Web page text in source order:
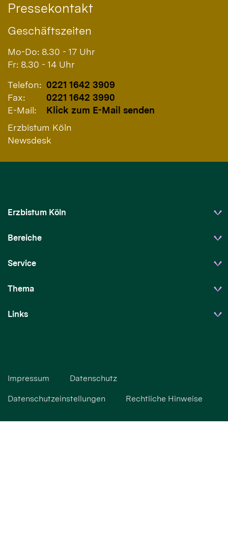
Pressekontakt
Geschäftszeiten
Mo-Do: 8.30 - 17 Uhr
Fr: 8.30 - 14 Uhr
Telefon: 0221 1642 3909
Fax:
0221 1642 3990
E-Mail:
Klick zum E-Mail senden
Erzbistum Köln
Newsdesk
Erzbistum Köln
Bereiche
Service
Thema
Links
Impressum Datenschutz
Datenschutzeinstellungen Rechtliche Hinweise